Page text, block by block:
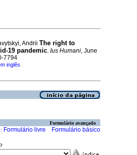
Andrii The right to
19 pandemic. Ius Humani, June
7794
inglês
Formulário avançado
Formulário livre Formulário básico